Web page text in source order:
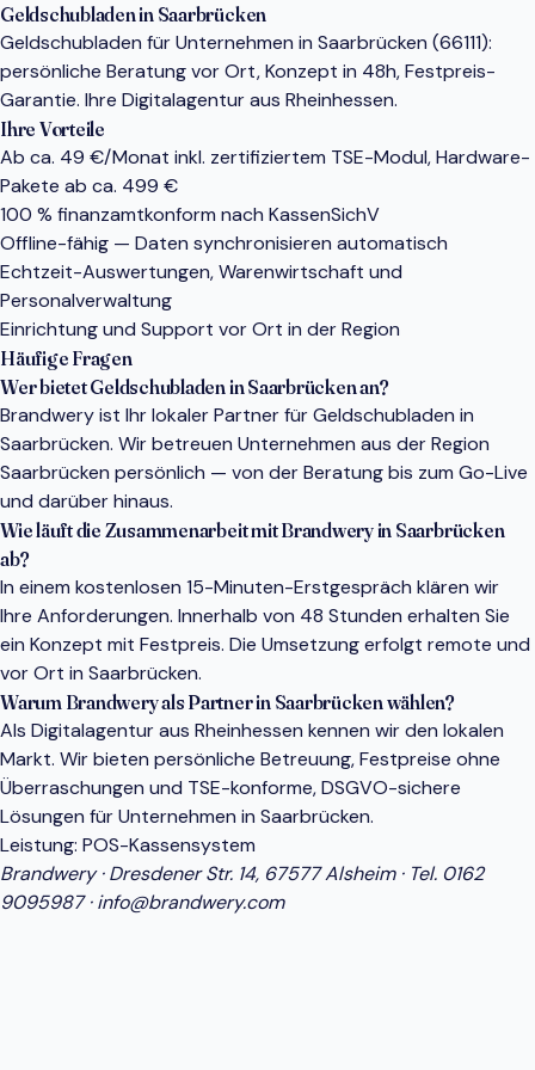
Geldschubladen in Saarbrücken
Geldschubladen für Unternehmen in Saarbrücken (66111):
persönliche Beratung vor Ort, Konzept in 48h, Festpreis-
Garantie. Ihre Digitalagentur aus Rheinhessen.
Ihre Vorteile
Ab ca. 49 €/Monat inkl. zertifiziertem TSE-Modul, Hardware-
Pakete ab ca. 499 €
100 % finanzamtkonform nach KassenSichV
Offline-fähig — Daten synchronisieren automatisch
Echtzeit-Auswertungen, Warenwirtschaft und
Personalverwaltung
Einrichtung und Support vor Ort in der Region
Häufige Fragen
Wer bietet Geldschubladen in Saarbrücken an?
Brandwery ist Ihr lokaler Partner für Geldschubladen in
Saarbrücken. Wir betreuen Unternehmen aus der Region
Saarbrücken persönlich — von der Beratung bis zum Go-Live
und darüber hinaus.
Wie läuft die Zusammenarbeit mit Brandwery in Saarbrücken
ab?
In einem kostenlosen 15-Minuten-Erstgespräch klären wir
Ihre Anforderungen. Innerhalb von 48 Stunden erhalten Sie
ein Konzept mit Festpreis. Die Umsetzung erfolgt remote und
vor Ort in Saarbrücken.
Warum Brandwery als Partner in Saarbrücken wählen?
Als Digitalagentur aus Rheinhessen kennen wir den lokalen
Markt. Wir bieten persönliche Betreuung, Festpreise ohne
Überraschungen und TSE-konforme, DSGVO-sichere
Lösungen für Unternehmen in Saarbrücken.
Leistung: POS-Kassensystem
Brandwery · Dresdener Str. 14, 67577 Alsheim · Tel. 0162
9095987·info@brandwery.com